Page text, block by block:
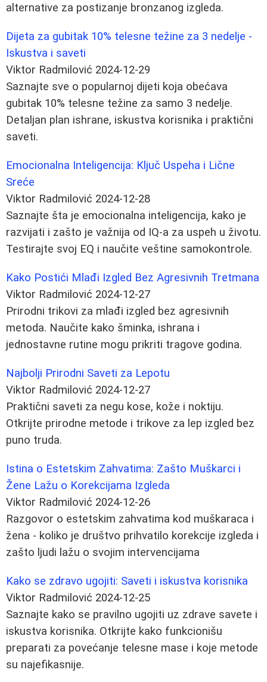
alternative za postizanje bronzanog izgleda.
Dijeta za gubitak 10% telesne težine za 3 nedelje -
Iskustva i saveti
Viktor Radmilović 2024-12-29
Saznajte sve o popularnoj dijeti koja obećava
gubitak 10% telesne težine za samo 3 nedelje.
Detaljan plan ishrane, iskustva korisnika i praktični
saveti.
Emocionalna Inteligencija: Ključ Uspeha i Lične
Sreće
Viktor Radmilović 2024-12-28
Saznajte šta je emocionalna inteligencija, kako je
razvijati i zašto je važnija od IQ-a za uspeh u životu.
Testirajte svoj EQ i naučite veštine samokontrole.
Kako Postići Mlađi Izgled Bez Agresivnih Tretmana
Viktor Radmilović 2024-12-27
Prirodni trikovi za mlađi izgled bez agresivnih
metoda. Naučite kako šminka, ishrana i
jednostavne rutine mogu prikriti tragove godina.
Najbolji Prirodni Saveti za Lepotu
Viktor Radmilović 2024-12-27
Praktični saveti za negu kose, kože i noktiju.
Otkrijte prirodne metode i trikove za lep izgled bez
puno truda.
Istina o Estetskim Zahvatima: Zašto Muškarci i
Žene Lažu o Korekcijama Izgleda
Viktor Radmilović 2024-12-26
Razgovor o estetskim zahvatima kod muškaraca i
žena - koliko je društvo prihvatilo korekcije izgleda i
zašto ljudi lažu o svojim intervencijama
Kako se zdravo ugojiti: Saveti i iskustva korisnika
Viktor Radmilović 2024-12-25
Saznajte kako se pravilno ugojiti uz zdrave savete i
iskustva korisnika. Otkrijte kako funkcionišu
preparati za povećanje telesne mase i koje metode
su najefikasnije.